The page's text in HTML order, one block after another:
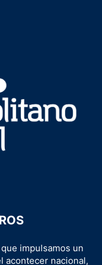
impulsamos un
acontecer nacional,